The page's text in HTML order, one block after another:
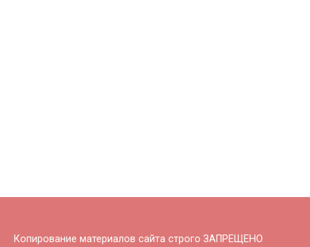
Копирование материалов сайта строго ЗАПРЕЩЕНО